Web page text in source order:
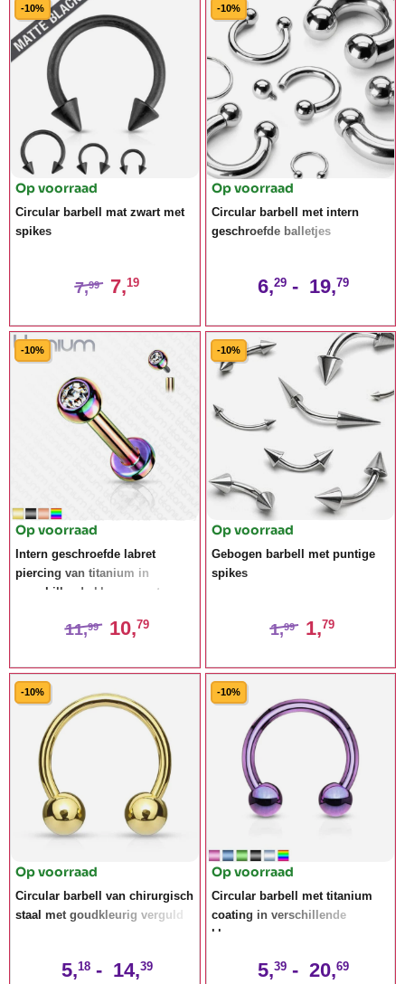
-10%
Op voorraad
Circular barbell mat zwart met
spikes
7,99 7,19
-10%
Op voorraad
Circular barbell met intern
geschroefde balletjes
6,29 - 19,79
-10%
Op voorraad
Intern geschroefde labret
piercing van titanium in
verschillende kleuren met
11,99 10,79
-10%
Op voorraad
Gebogen barbell met puntige
spikes
1,99 1,79
-10%
Op voorraad
Circular barbell van chirurgisch
staal met goudkleurig verguld
5,18 - 14,39
-10%
Op voorraad
Circular barbell met titanium
coating in verschillende
kleuren
5,39 - 20,69